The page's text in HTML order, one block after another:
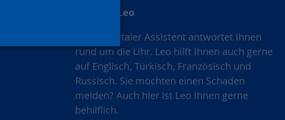
Chatbot Leo
Unser digitaler Assistent antwortet Ihnen
rund um die Uhr. Leo hilft Ihnen auch gerne
auf Englisch, Türkisch, Französisch und
Russisch. Sie möchten einen Schaden
melden? Auch hier ist Leo Ihnen gerne
behilflich.